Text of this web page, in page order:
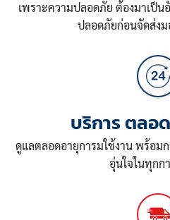
เพราะความปลอดภัย ต้องมาเป็
ปลอดภัยก่อนจัดส่ง
บริการ ตลอ
ดูแลตลอดอายุการมใช้งาน พร้อ
อุ่นใจในทุกก